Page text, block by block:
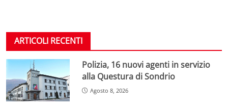
ARTICOLI RECENTI
Polizia, 16 nuovi agenti in servizio
alla Questura di Sondrio
Agosto 8, 2026